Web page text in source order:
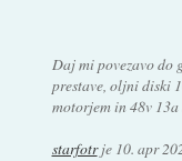
Daj mi povezavo do
prestave, oljni diski
motorjem in 48v
starfotrje 10. apr